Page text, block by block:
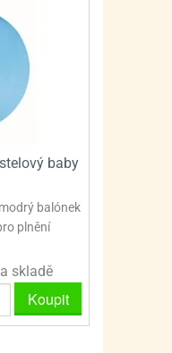
A LAHVE
POTRAVIN
- THE SMURFS
PATROLY - PAW
- TROLOVÉ
baby
balónek
plnění
skladě
Koupit